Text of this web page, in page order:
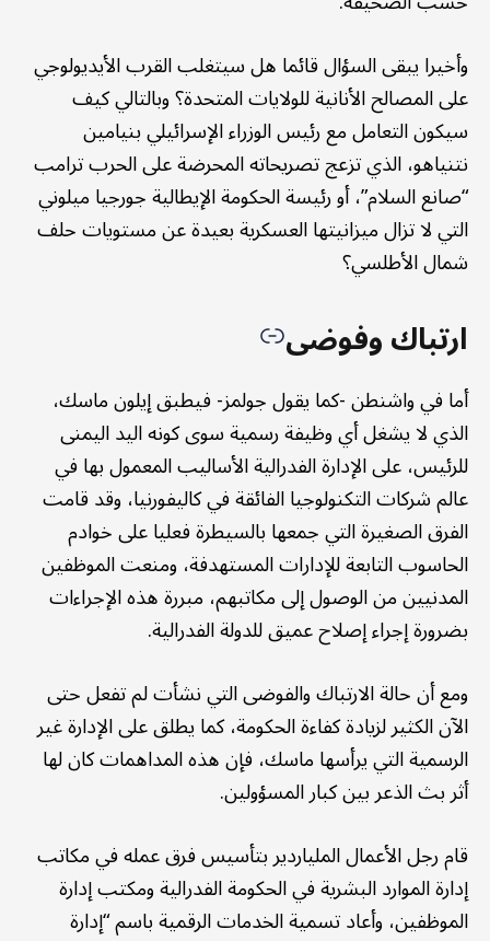
وأخيرا يبقى السؤال قائما هل سيتغلب القرب الأيديولوجي
على المصالح الأنانية للولايات المتحدة؟ وبالتالي كيف
سيكون التعامل مع رئيس الوزراء الإسرائيلي بنيامين
نتنياهو، الذي تزعج تصريحاته المحرضة على الحرب ترامب
“صانع السلام”، أو رئيسة الحكومة الإيطالية جورجيا ميلوني
التي لا تزال ميزانيتها العسكرية بعيدة عن مستويات حلف
شمال الأطلسي؟
ارتباك وفوضى
أما في واشنطن -كما يقول جولمز- فيطبق إيلون ماسك،
الذي لا يشغل أي وظيفة رسمية سوى كونه اليد اليمنى
للرئيس، على الإدارة الفدرالية الأساليب المعمول بها في
عالم شركات التكنولوجيا الفائقة في كاليفورنيا، وقد قامت
الفرق الصغيرة التي جمعها بالسيطرة فعليا على خوادم
الحاسوب التابعة للإدارات المستهدفة، ومنعت الموظفين
المدنيين من الوصول إلى مكاتبهم، مبررة هذه الإجراءات
بضرورة إجراء إصلاح عميق للدولة الفدرالية.
ومع أن حالة الارتباك والفوضى التي نشأت لم تفعل حتى
الآن الكثير لزيادة كفاءة الحكومة، كما يطلق على الإدارة غير
الرسمية التي يرأسها ماسك، فإن هذه المداهمات كان لها
أثر بث الذعر بين كبار المسؤولين.
قام رجل الأعمال الملياردير بتأسيس فرق عمله في مكاتب
إدارة الموارد البشرية في الحكومة الفدرالية ومكتب إدارة
الموظفين، وأعاد تسمية الخدمات الرقمية باسم “إدارة